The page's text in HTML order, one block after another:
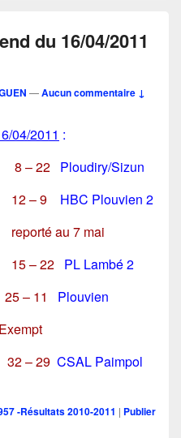
du 16/04/2011
—Aucun commentaire ↓
/04/2011 :
8 – 22 Ploudiry/Sizun
12 – 9 HBC Plouvien 2
reporté au 7 mai
15 – 22 PL Lambé2
25 – 11 Plouvien
Exempt
32 – 29 CSAL Paimpol
-Résultats 2010-2011 | Publier